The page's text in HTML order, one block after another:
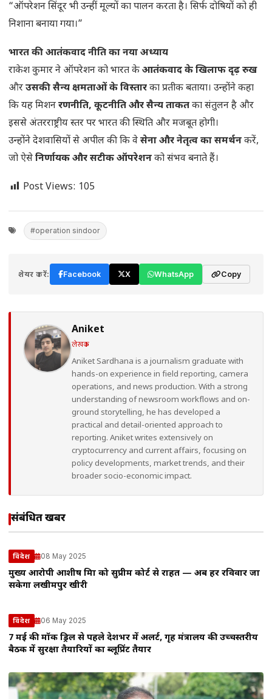
“ऑपरेशन सिंदूर भी उन्हीं मूल्यों का पालन करता है। सिर्फ दोषियों को ही
निशाना बनाया गया।”
भारत की आतंकवाद नीति का नया अध्याय
राकेश कुमार ने ऑपरेशन को भारत केआतंकवाद के खिलाफ दृढ़ रुख
औरउसकी सैन्य क्षमताओं के विस्तारका प्रतीक बताया। उन्होंने कहा
कि यह मिशनरणनीति, कूटनीति और सैन्य ताकतका संतुलन है और
इससे अंतरराष्ट्रीय स्तर पर भारत की स्थिति और मजबूत होगी।
उन्होंने देशवासियों से अपील की कि वेसेना और नेतृत्व का समर्थनकरें,
जो ऐसेनिर्णायक और सटीक ऑपरेशनको संभव बनाते हैं।
Post Views: 105
#operation sindoor
शेयर करें: Facebook X WhatsApp Copy
Aniket
लेखक
Aniket Sardhana is a journalism graduate with
hands-on experience in field reporting, camera
operations, and news production. With a strong
understanding of newsroom workflows and on-
ground storytelling, he has developed a
practical and detail-oriented approach to
reporting. Aniket writes extensively on
cryptocurrency and current affairs, focusing on
policy developments, market trends, and their
broader socio-economic impact.
संबंधित खबरें
विदेश 08 May 2025
मुख्य आरोपी आशीष मिश्रा को सुप्रीम कोर्ट से राहत — अब हर रविवार जा
सकेगा लखीमपुर खीरी
विदेश 06 May 2025
7 मई की मॉक ड्रिल से पहले देशभर में अलर्ट, गृह मंत्रालय की उच्चस्तरीय
बैठक में सुरक्षा तैयारियों का ब्लूप्रिंट तैयार